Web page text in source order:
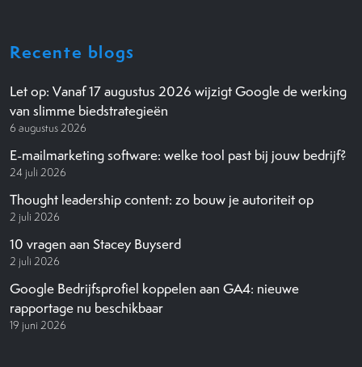
Recente blogs
Let op: Vanaf 17 augustus 2026 wijzigt Google de werking
van slimme biedstrategieën
6 augustus 2026
E-mailmarketing software: welke tool past bij jouw bedrijf?
24 juli 2026
Thought leadership content: zo bouw je autoriteit op
2 juli 2026
10 vragen aan Stacey Buyserd
2 juli 2026
Google Bedrijfsprofiel koppelen aan GA4: nieuwe
rapportage nu beschikbaar
19 juni 2026